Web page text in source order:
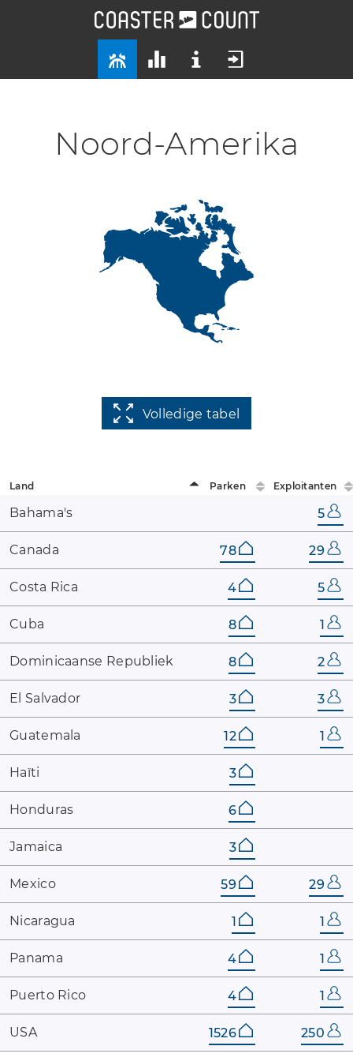
Noord-Amerika
Volledige tabel
Land Parken Exploitanten
Bahama's 5
Canada 78 29
Costa ​Rica 4 5
Cuba 8 1
Dominicaanse ​Republiek 8 2
El ​Salvador 3 3
Guatemala 12 1
Haïti 3
Honduras 6
Jamaica 3
Mexico 59 29
Nicaragua 1 1
Panama 4 1
Puerto ​Rico 4 1
USA 1526 250